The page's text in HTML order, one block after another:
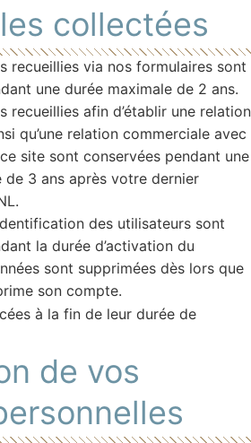
collectées
recueillies via nos formulaires sont
une durée maximale de 2 ans.
recueillies afin d’établir une relation
qu’une relation commerciale avec
site sont conservées pendant une
de 3 ans après votre dernier
des utilisateurs sont
la durée d’activation du
sont supprimées dès lors que
son compte.
à la fin de leur durée de
de vos